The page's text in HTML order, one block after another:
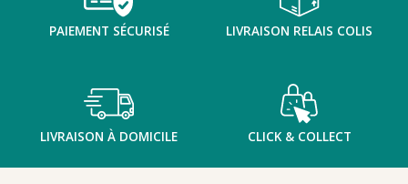
PAIEMENT SÉCURISÉ LIVRAISON RELAIS COLIS
LIVRAISON À DOMICILE CLICK & COLLECT